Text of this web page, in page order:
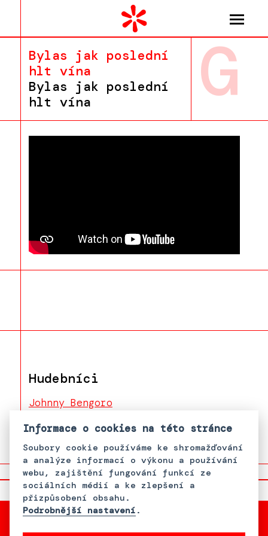
Bylas jak poslední
hlt vína
Bylas jak poslední
hlt vína
G
Hudebníci
Johnny Bengoro
Informace o cookies na této stránce
Soubory cookie používáme ke shromažďování
a analýze informací o výkonu a používání
webu, zajištění fungování funkcí ze
sociálních médií a ke zlepšení a
přizpůsobení obsahu.
Podrobnější nastavení .